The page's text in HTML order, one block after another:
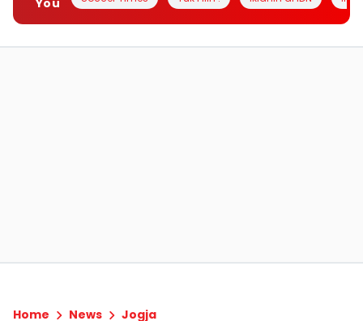
You
Home News Jogja